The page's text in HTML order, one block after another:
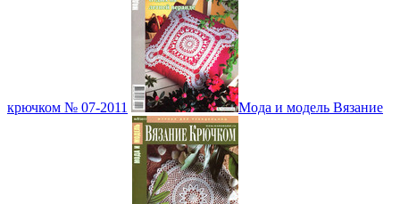
крючком № 07-2011 Мода и модель Вязание